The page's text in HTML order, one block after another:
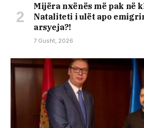
Mijëra nxënës më pak në
Nataliteti i ulët apo
arsyeja?!
7 Gusht, 2026